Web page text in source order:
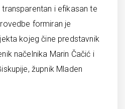
i efikasan te
formiran je
kojeg čine predstavnik
načelnika Marin Čačić i
župnik Mladen